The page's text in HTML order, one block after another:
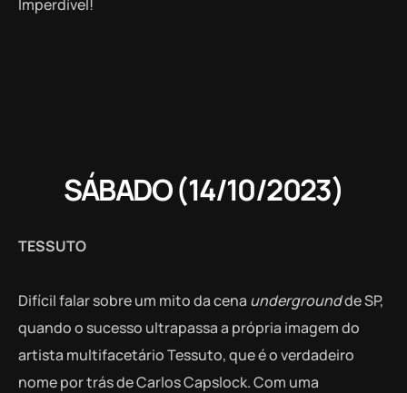
Imperdível!
SÁBADO (14/10/2023)
TESSUTO
Difícil falar sobre um mito da cena undergroundde SP,
quando o sucesso ultrapassa a própria imagem do
artista multifacetário Tessuto, que é o verdadeiro
nome por trás de Carlos Capslock. Com uma